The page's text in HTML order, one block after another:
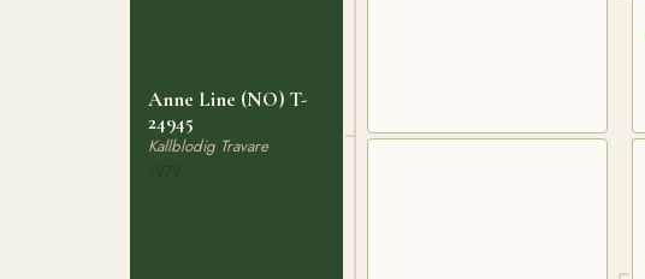
Anne Line (NO) T-
24945
Kallblodig Travare